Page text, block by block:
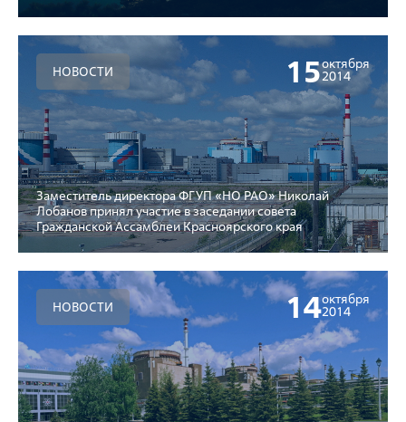
НОВОСТИ 15октября
2014
Заместитель директора ФГУП «НО РАО» Николай
Лобанов принял участие в заседании совета
Гражданской Ассамблеи Красноярского края
НОВОСТИ 14октября
2014